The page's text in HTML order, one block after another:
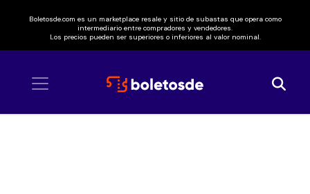
Boletosde.com es un marketplace resale y sitio de subastas que opera como
intermediario entre compradores y vendedores.
Los precios pueden ser superiores o inferiores al valor nominal.